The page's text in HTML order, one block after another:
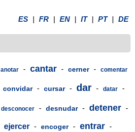
ES | FR | EN | IT | PT | DE
anotar - cantar - cerner - comentar
convidar - cursar - dar - datar -
desconocer - desnudar - detener -
ejercer - encoger - entrar -